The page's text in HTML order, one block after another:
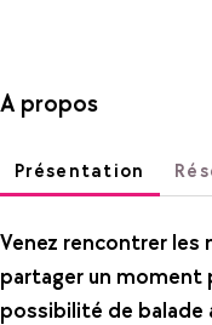
A propos
Présentation
Venez rencontrer les
partager un moment
possibilité de balade